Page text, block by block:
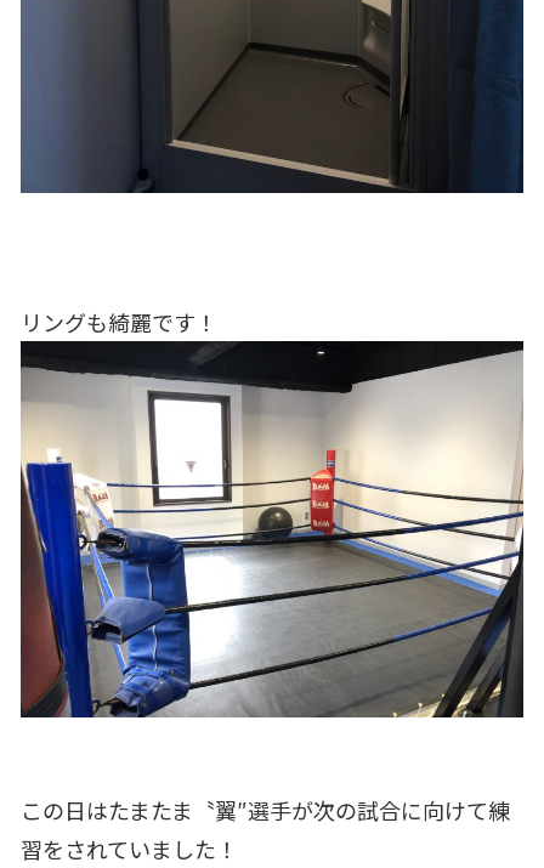
リングも綺麗です！
この日はたまたま〝翼″選手が次の試合に向けて練
習をされていました！